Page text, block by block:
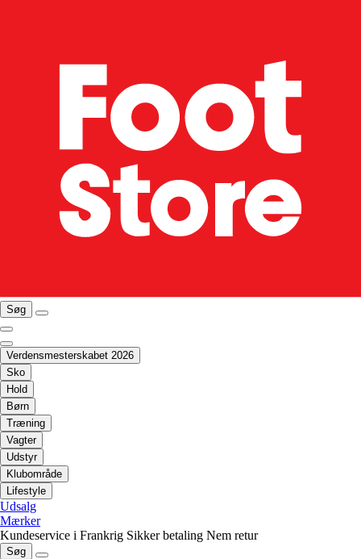
Søg
Verdensmesterskabet 2026
Sko
Hold
Børn
Træning
Vagter
Udstyr
Klubområde
Lifestyle
Udsalg
Mærker
Kundeservice i Frankrig Sikker betaling Nem retur
Søg